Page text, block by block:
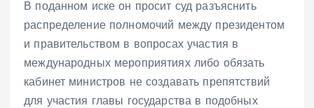
В поданном иске он просит суд разъяснить
распределение полномочий между президентом
и правительством в вопросах участия в
международных мероприятиях либо обязать
кабинет министров не создавать препятствий
для участия главы государства в подобных